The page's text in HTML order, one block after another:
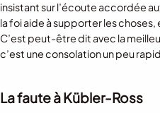
insistant sur l’écoute accordée
la foi aide à supporter les
C’est peut-être dit avec la
c’est une consolation un peu
La faute à Kübler-Ross